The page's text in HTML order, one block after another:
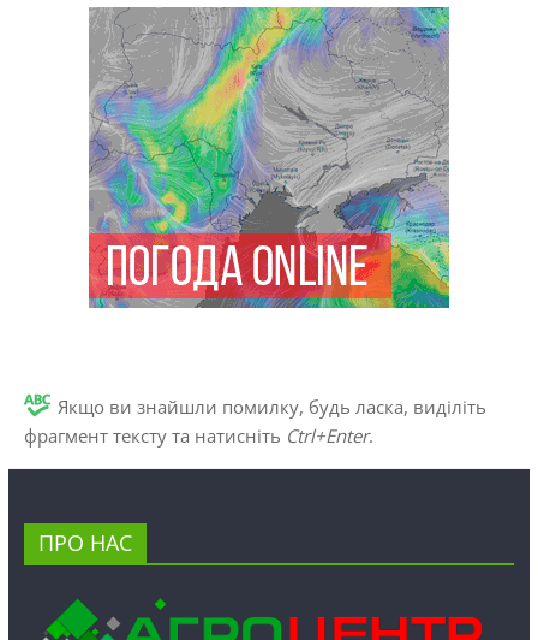
Якщо ви знайшли помилку, будь ласка, виділіть
фрагмент тексту та натисніть Ctrl+Enter.
ПРО НАС